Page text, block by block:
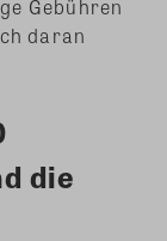
Gebühren
daran
die